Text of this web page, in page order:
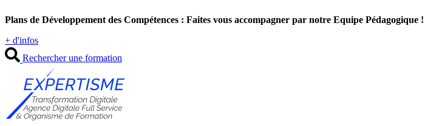
au
Plans de Développement des Compétences : Faites vous accompagner par notre Equipe Pédagogique !
+ d'infos
Rechercher une formation